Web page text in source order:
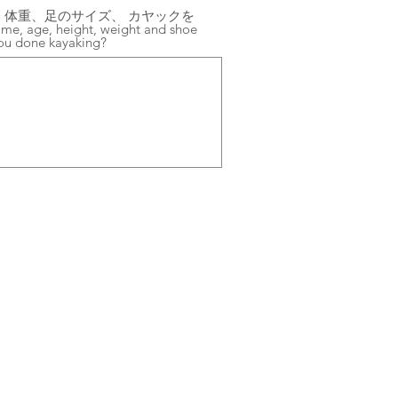
重、足のサイズ、 カヤックを
age, height, weight and shoe
done kayaking?